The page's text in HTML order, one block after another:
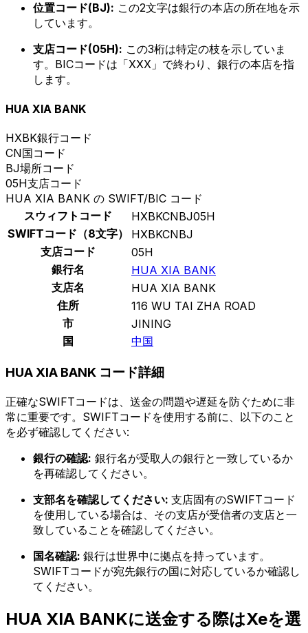
位置コード(BJ): この2文字は銀行の本店の所在地を示
しています。
支店コード(05H): この3桁は特定の枝を示していま
す。BICコードは「XXX」で終わり、銀行の本店を指
します。
HUA XIA BANK
HXBK銀行コード
CN国コード
BJ場所コード
05H支店コード
HUA XIA BANK の SWIFT/BIC コード
スウィフトコード
HXBKCNBJ05H
SWIFTコード（8文字）
HXBKCNBJ
支店コード
05H
銀行名
HUA XIA BANK
支店名
HUA XIA BANK
住所
116 WU TAI ZHA ROAD
市
JINING
国
中国
HUA XIA BANK コード詳細
正確なSWIFTコードは、送金の問題や遅延を防ぐために非
常に重要です。SWIFTコードを使用する前に、以下のこと
を必ず確認してください:
銀行の確認: 銀行名が受取人の銀行と一致しているか
を再確認してください。
支部名を確認してください: 支店固有のSWIFTコード
を使用している場合は、その支店が受信者の支店と一
致していることを確認してください。
国名確認: 銀行は世界中に拠点を持っています。
SWIFTコードが宛先銀行の国に対応しているか確認し
てください。
HUA XIA BANKに送金する際はXeを選